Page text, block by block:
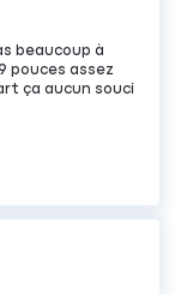
beaucoup à
pouces assez
ça aucun souci